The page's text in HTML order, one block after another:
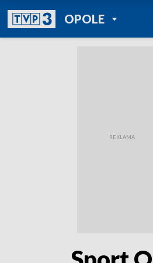
OPOLEPOWRÓT DO
TVP REGIONY